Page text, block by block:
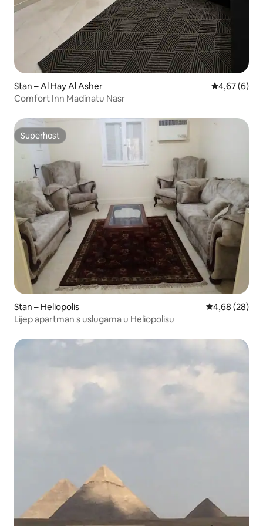
Stan – Al Hay Al Asher Prosječna
4,67 (6)
Comfort Inn Madinatu Nasr
Superhost
Superhost
Stan – Heliopolis Prosječna
4,68 (28)
Lijep apartman s uslugama u Heliopolisu